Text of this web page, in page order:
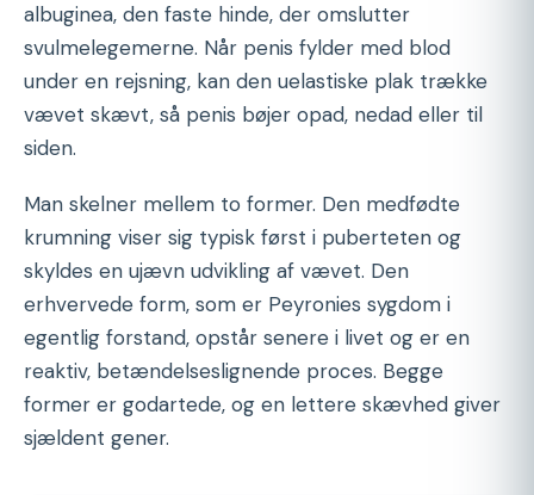
albuginea, den faste hinde, der omslutter
svulmelegemerne. Når penis fylder med blod
under en rejsning, kan den uelastiske plak trække
vævet skævt, så penis bøjer opad, nedad eller til
siden.
Man skelner mellem to former. Den medfødte
krumning viser sig typisk først i puberteten og
skyldes en ujævn udvikling af vævet. Den
erhvervede form, som er Peyronies sygdom i
egentlig forstand, opstår senere i livet og er en
reaktiv, betændelseslignende proces. Begge
former er godartede, og en lettere skævhed giver
sjældent gener.